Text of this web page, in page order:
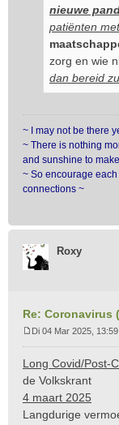
nieuwe
patiënten
zorg en wie
dan bereid
~ I may not be there
~ There is nothing
and sunshine to
~ So encourage
connections ~
Roxy
Re: Coronavirus
r
i
c
h
Di 04 Mar 2025, 13:59
Long Covid/Post-
de Volkskrant
4 maart 2025
Langdurige